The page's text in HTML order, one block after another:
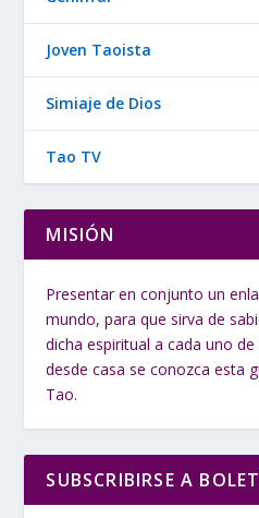
Joven Taoista
Simiaje de Dios
Tao TV
MISIÓN
Presentar en conjunto un
mundo, para que sirva de
dicha espiritual a cada uno
desde casa se conozca esta
Tao.
SUBSCRIBIRSE A